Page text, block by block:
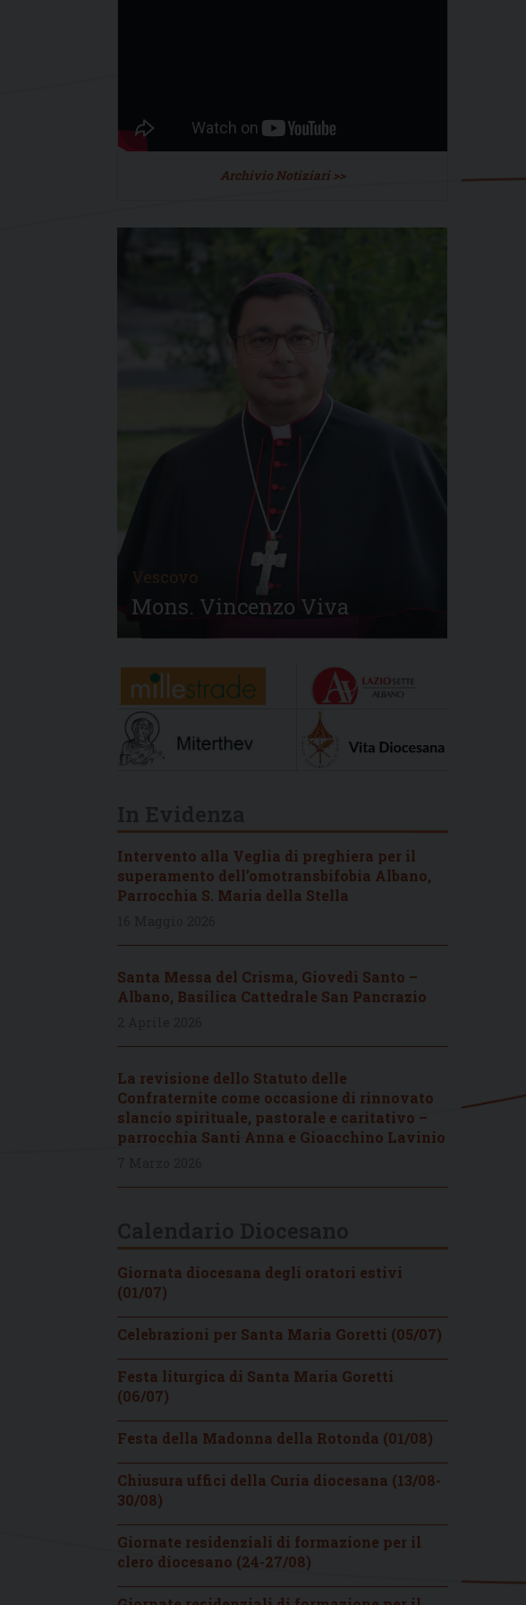
Archivio Notiziari >>
Vescovo
Mons. Vincenzo Viva
Intervento alla Veglia di preghiera per il
superamento dell’omotransbifobia Albano,
Parrocchia S. Maria della Stella
Santa Messa del Crisma, Giovedì Santo –
Albano, Basilica Cattedrale San Pancrazio
La revisione dello Statuto delle
Confraternite come occasione di rinnovato
slancio spirituale, pastorale e caritativo –
parrocchia Santi Anna e Gioacchino Lavinio
Giornata diocesana degli oratori estivi
(01/07)
Celebrazioni per Santa Maria Goretti (05/07)
Festa liturgica di Santa Maria Goretti
(06/07)
Festa della Madonna della Rotonda (01/08)
Chiusura uffici della Curia diocesana (13/08-
30/08)
Giornate residenziali di formazione per il
clero diocesano (24-27/08)